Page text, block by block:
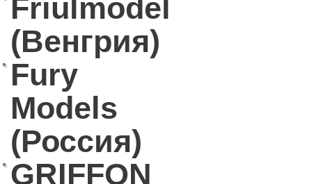
Friulmodel
(Венгрия)
Fury
Models
(Россия)
GRIFFON